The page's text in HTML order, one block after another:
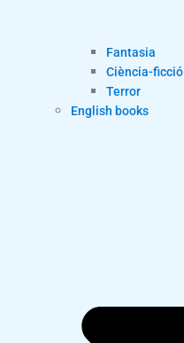
Fantasia
Ciència-ficció
Terror
English books